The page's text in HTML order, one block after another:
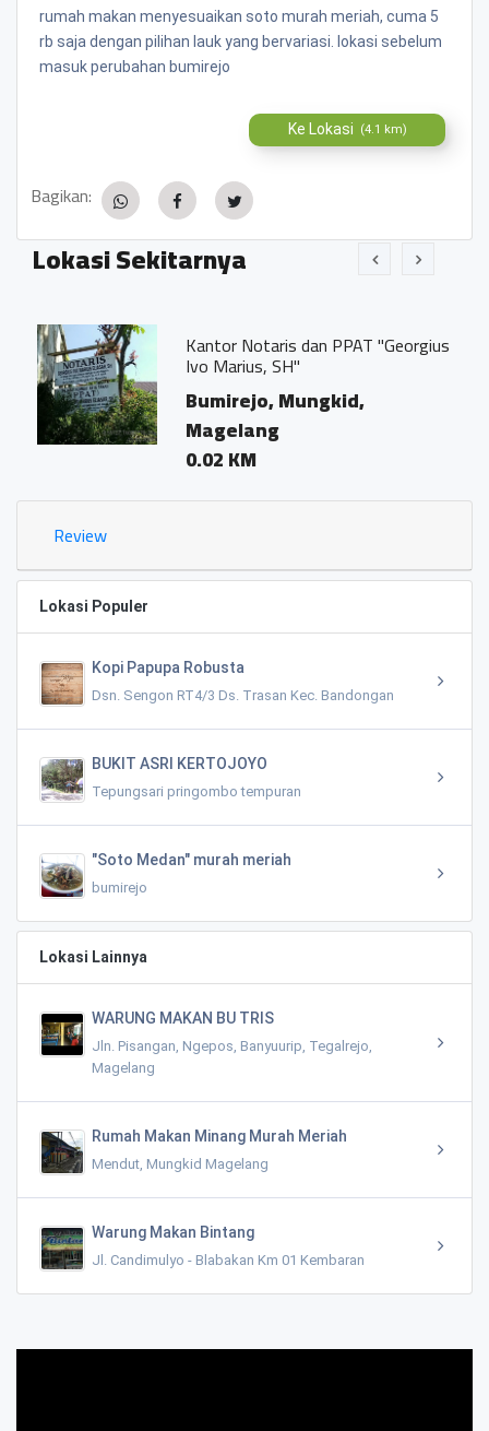
rumah makan menyesuaikan soto murah meriah, cuma 5
rb saja dengan pilihan lauk yang bervariasi. lokasi sebelum
masuk perubahan bumirejo
Ke Lokasi (4.1 km)
Bagikan:
Lokasi Sekitarnya
Kantor Notaris dan PPAT "Georgius
Ivo Marius, SH"
Bumirejo, Mungkid,
Magelang
0.02 KM
Review
Lokasi Populer
Kopi Papupa Robusta
Dsn. Sengon RT4/3 Ds. Trasan Kec. Bandongan
BUKIT ASRI KERTOJOYO
Tepungsari pringombo tempuran
"Soto Medan" murah meriah
bumirejo
Lokasi Lainnya
WARUNG MAKAN BU TRIS
Jln. Pisangan, Ngepos, Banyuurip, Tegalrejo,
Magelang
Rumah Makan Minang Murah Meriah
Mendut, Mungkid Magelang
Warung Makan Bintang
Jl. Candimulyo - Blabakan Km 01 Kembaran